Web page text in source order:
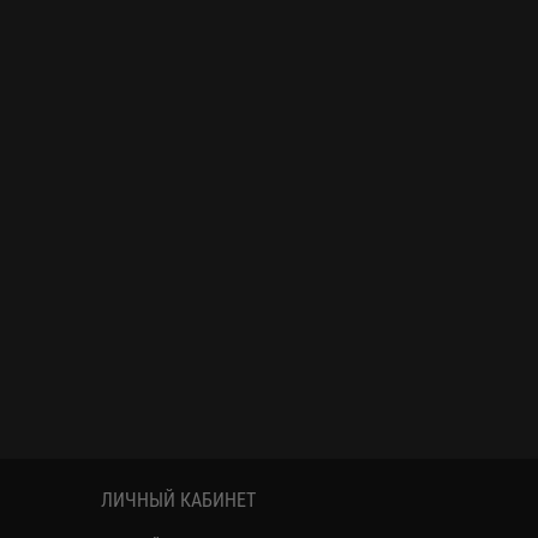
ЛИЧНЫЙ КАБИНЕТ